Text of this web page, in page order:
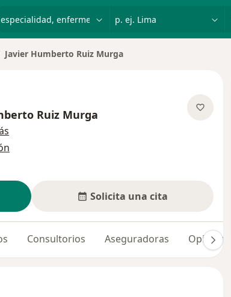
de ciudad
Javier Humberto Ruiz Murga
Ruiz Murga
Solicita una cita
Consultorios Aseguradoras Opiniones